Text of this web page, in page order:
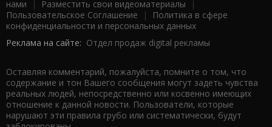
нами | Разместить свои видеоматериалы |
Пользовательское Соглашение |
Политика в сфере
конфиденциальности и персональных данных
Реклама на сайте: Отдел продаж digital рекламы
Оставляя комментарий, пожалуйста, помните о том, что
содержание и тон Вашего сообщения могут задеть чувства
реальных людей, непосредственно или косвенно имеющих
отношение к данной новости. Пользователи, которые
нарушают эти правила грубо или систематически, будут